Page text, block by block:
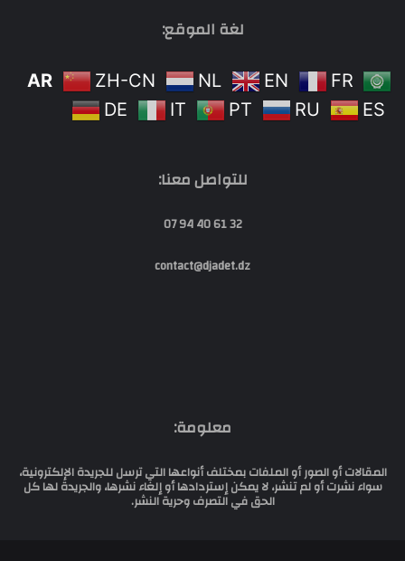
لغة الموقع:
AR ZH-CN NL EN
FR
DE
IT PT RU ES
للتواصل معنا:
32 61 40 94 07
contact@djadet.dz
معلومة:
المقالات أو الصور أو الملفات بمختلف أنواعها التي ترسل للجريدة الإلكترونية،
سواء نشرت أو لم تنشر، لا يمكن إستردادها أو إلغاء نشرها، والجريدة لها كل
الحق في التصرف وحرية النشر.